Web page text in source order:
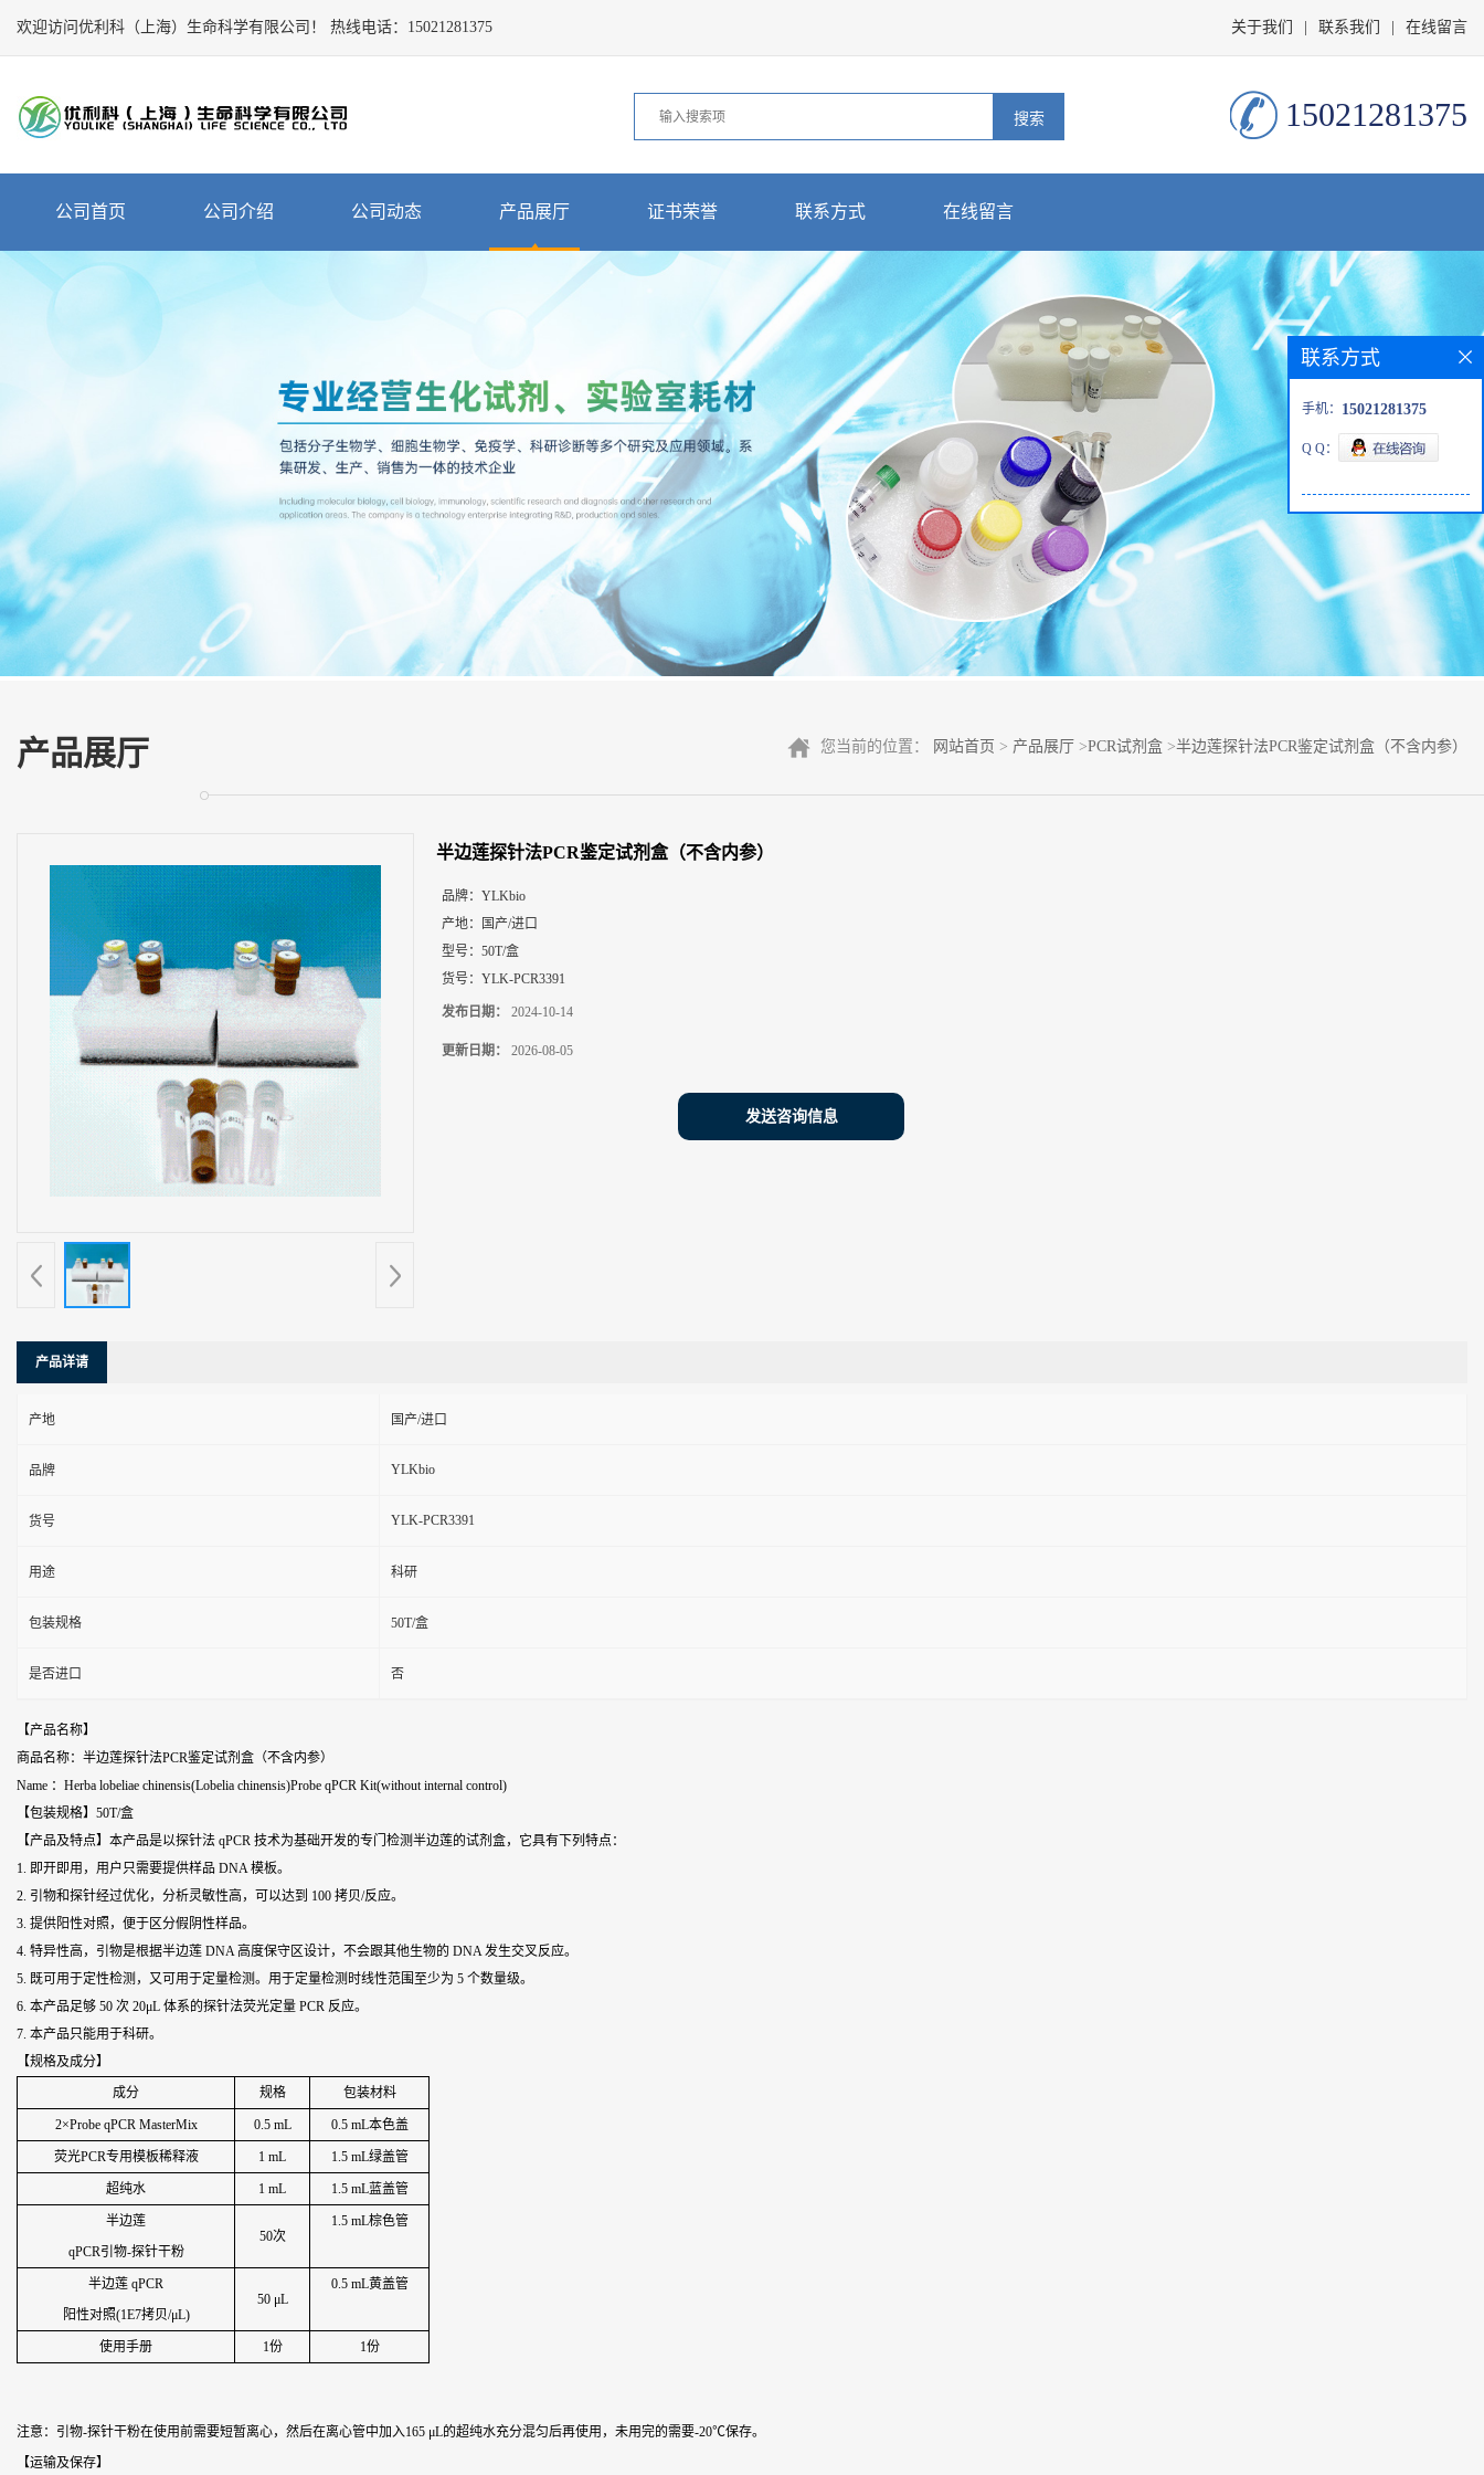
欢迎访问优利科（上海）生命科学有限公司！ 热线电话： 15021281375 关于我们 联系我们 在线留言
15021281375
Close
司
首
介
绍
证
书
荣
誉
方
式
公司首页 公司介绍 公司动态 产品展厅 证书荣誉 联系方式 在线留言
产品展厅 您当前的位置： 网站首页 > 产品展厅 >PCR试剂盒 >半边莲探针法PCR鉴定试剂盒（不含内参）
半边莲探针法PCR鉴定试剂盒（不含内参）
品牌： YLKbio
产地：
国产/进口
型号： 50T/盒
货号： YLK-PCR3391
发布日期： 2024-10-14
更新日期： 2026-08-05
发送咨询信息
产品详请
产地 国产/进口
品牌 YLKbio
货号 YLK-PCR3391
用途 科研
包装规格 50T/盒
是否进口 否
【产品名称】
商品名称：半边莲探针法PCR鉴定试剂盒（不含内参）
Name ：Herba lobeliae chinensis(Lobelia chinensis)Probe qPCR Kit(without internal control)
【包装规格】50T/盒
【产品及特点】本产品是以探针法 qPCR 技术为基础开发的专门检测半边莲的试剂盒，它具有下列特点：
1. 即开即用，用户只需要提供样品 DNA 模板。
2. 引物和探针经过优化，分析灵敏性高，可以达到 100 拷贝/反应。
3. 提供阳性对照，便于区分假阴性样品。
4. 特异性高，引物是根据半边莲 DNA 高度保守区设计，不会跟其他生物的 DNA 发生交叉反应。
5. 既可用于定性检测，又可用于定量检测。用于定量检测时线性范围至少为 5 个数量级。
6. 本产品足够 50 次 20μL 体系的探针法荧光定量 PCR 反应。
7. 本产品只能用于科研。
【规格及成分】
成分
规格 包装材料
2×Probe qPCR MasterMix 0.5 mL 0.5 mL本色盖
荧光PCR专用模板稀释液 1 mL 1.5 mL绿盖管
超纯水 1 mL 1.5 mL蓝盖管
半边莲
qPCR引物-探针干粉
50次
1.5 mL棕色管
半边莲 qPCR
阳性对照(1E7拷贝/μL)
50 μL
0.5 mL黄盖管
使用手册 1份 1份
注意：引物-探针干粉在使用前需要短暂离心，然后在离心管中加入165 μL的超纯水充分混匀后再使用，未用完的需要-20℃保存。
【运输及保存】
联系方式
手机： 15021281375
Q Q：